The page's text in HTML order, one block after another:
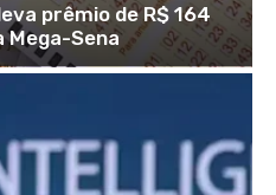
prêmio de R$ 164
Mega-Sena